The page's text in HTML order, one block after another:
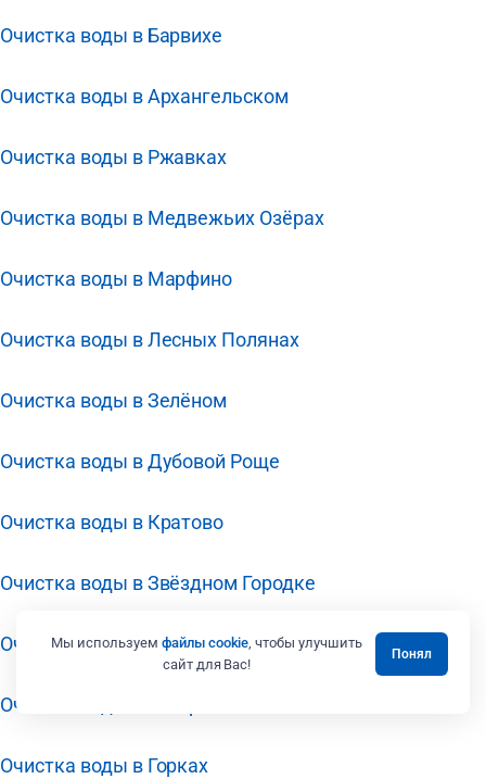
Очистка воды в Барвихе
Очистка воды в Архангельском
Очистка воды в Ржавках
Очистка воды в Медвежьих Озёрах
Очистка воды в Марфино
Очистка воды в Лесных Полянах
Очистка воды в Зелёном
Очистка воды в Дубовой Роще
Очистка воды в Кратово
Очистка воды в Звёздном Городке
Очистка воды в Заречье
Очистка воды в Загорянском
Очистка воды в Горках
Мы используем файлы cookie, чтобы улучшить
сайт для Вас!
Понял